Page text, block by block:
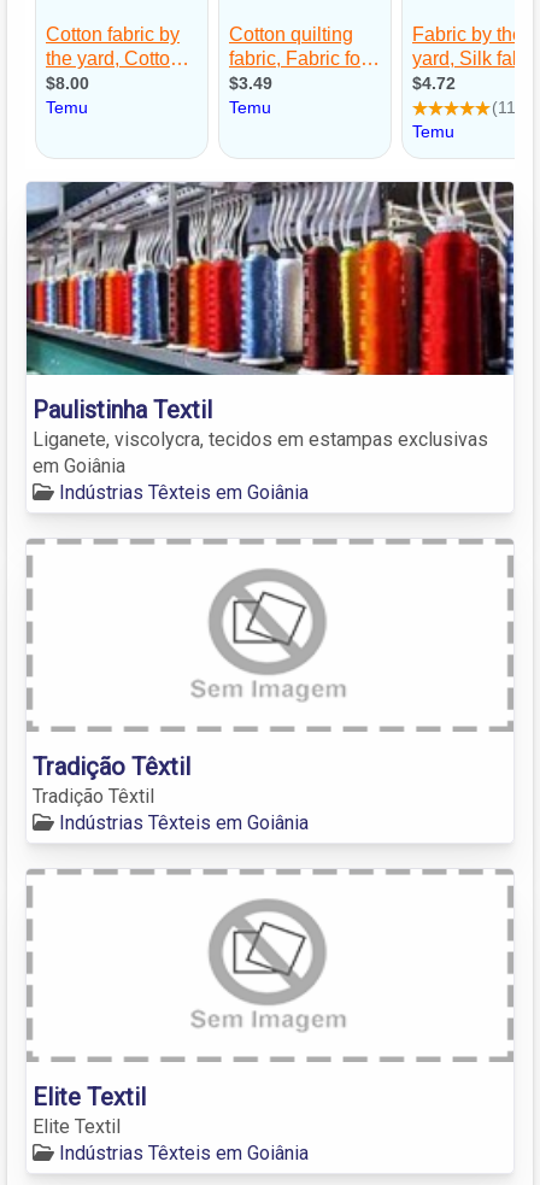
Paulistinha Textil
Liganete, viscolycra, tecidos em estampas exclusivas
em Goiânia
Indústrias Têxteis em Goiânia
Tradição Têxtil
Tradição Têxtil
Indústrias Têxteis em Goiânia
Elite Textil
Elite Textil
Indústrias Têxteis em Goiânia